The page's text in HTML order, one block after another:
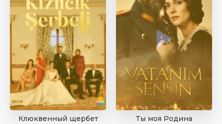
Клюквенный щербет Ты моя Родина